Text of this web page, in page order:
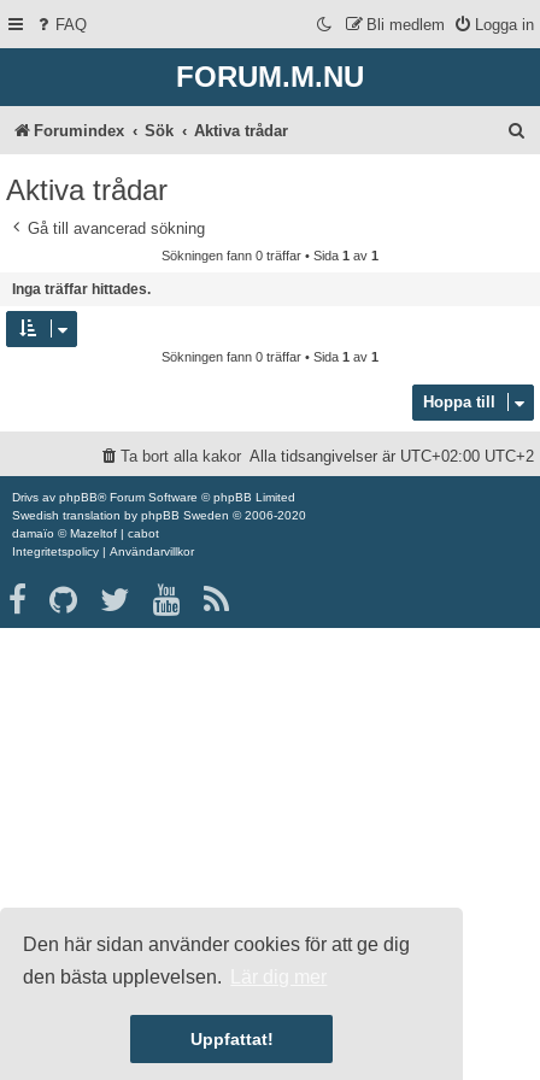
Den här sidan använder cookies för att ge dig
den bästa upplevelsen.
Uppfattat!
FAQ Logga in
Bli medlem
FORUM.M.NU
Forumindex Sök Aktiva trådar
Aktiva trådar
Gå till avancerad sökning
Sökningen fann 0 träffar • Sida 1 av 1
Inga träffar hittades.
Sökningen fann 0 träffar • Sida 1 av 1
Hoppa till
Alla tidsangivelser är UTC+02:00 UTC+2
Ta bort alla kakor
Drivs av phpBB® Forum Software © phpBB Limited
Swedish translation by phpBB Sweden © 2006-2020
damaïo © Mazeltof
cabot
Integritetspolicy
Användarvillkor